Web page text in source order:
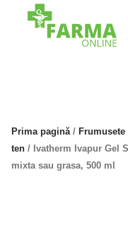
Prima pagină /
ten / Ivatherm Ivapur Gel
mixta sau grasa, 500 ml